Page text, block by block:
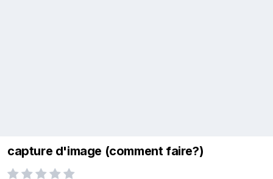
capture d'image (comment faire?)